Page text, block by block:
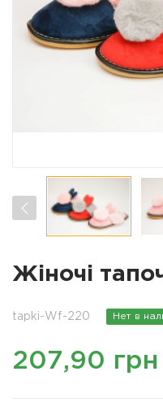
Жіночі
tapki-Wf-220 Нет в
207,90 грн